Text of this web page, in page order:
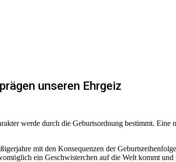
unseren Ehrgeiz
werde durch die Geburtsordnung bestimmt. Eine
mit den Konsequenzen der
ein Geschwisterchen auf die Welt kommt und